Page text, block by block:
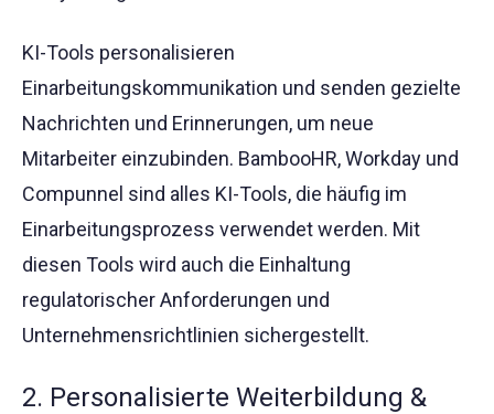
KI-Tools personalisieren
Einarbeitungskommunikation und senden gezielte
Nachrichten und Erinnerungen, um neue
Mitarbeiter einzubinden. BambooHR, Workday und
Compunnel sind alles KI-Tools, die häufig im
Einarbeitungsprozess verwendet werden. Mit
diesen Tools wird auch die Einhaltung
regulatorischer Anforderungen und
Unternehmensrichtlinien sichergestellt.
2. Personalisierte Weiterbildung &